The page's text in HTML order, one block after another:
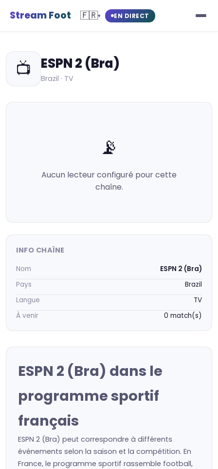
Stream Foot 🇫🇷▾ EN DIRECT
📺 ESPN 2 (Bra)
Brazil · TV
📡
Aucun lecteur configuré pour cette
chaîne.
INFO CHAÎNE
Nom
ESPN 2 (Bra)
Pays
Brazil
Langue
TV
À venir
0 match(s)
ESPN 2 (Bra) dans le
programme sportif
français
ESPN 2 (Bra) peut correspondre à différents
événements selon la saison et la compétition. En
France, le programme sportif rassemble football,